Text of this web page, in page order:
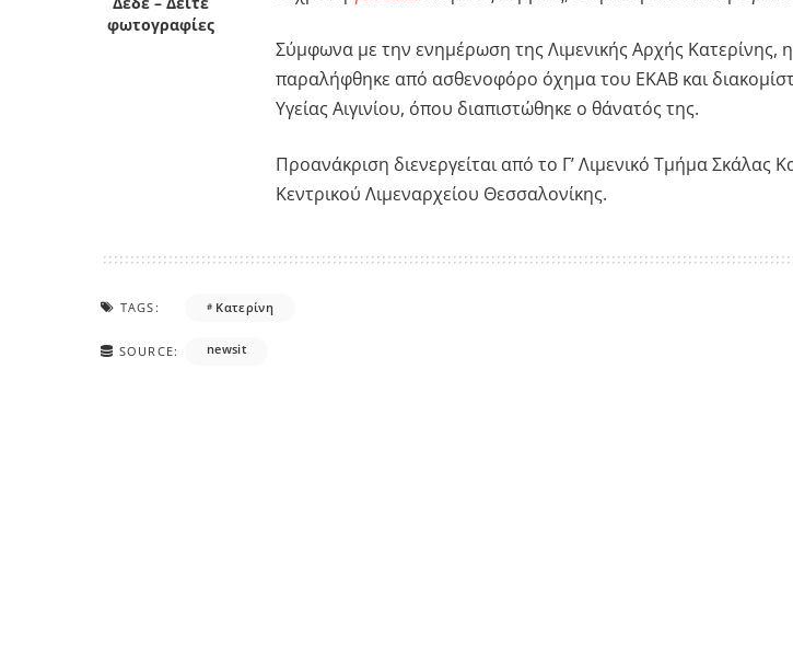
φωτογραφίες
Σύμφωνα με την ενημέρωση της Λιμενικής Αρχής Κατερίνης,
παραλήφθηκε από ασθενοφόρο όχημα του ΕΚΑΒ και
Υγείας Αιγινίου, όπου διαπιστώθηκε ο θάνατός της.
Προανάκριση διενεργείται από το Γ’ Λιμενικό Τμήμα Σκάλας
Κεντρικού Λιμεναρχείου Θεσσαλονίκης.
TAGS: Κατερίνη
SOURCE: newsit